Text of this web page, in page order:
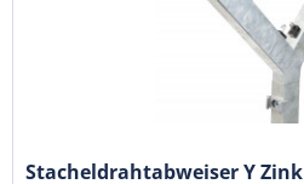
Stacheldrahtabweiser Y Zink